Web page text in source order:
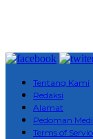
Tentang Kami
Redaksi
Alamat
Pedoman
Terms of